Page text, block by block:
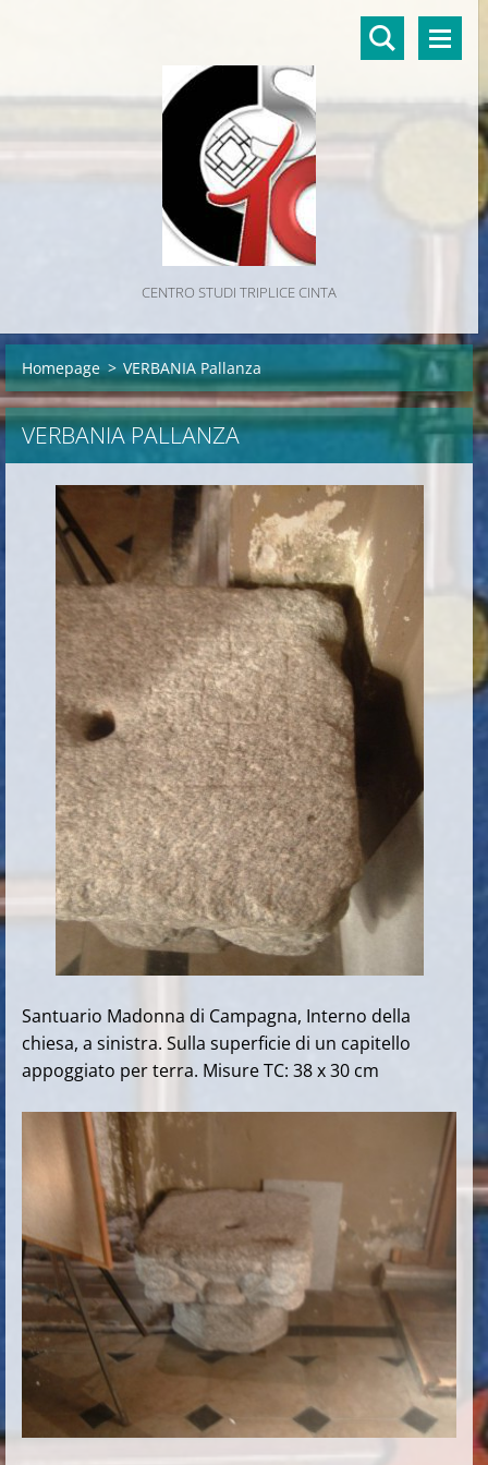
CENTRO STUDI TRIPLICE CINTA
Homepage > VERBANIA Pallanza
VERBANIA PALLANZA
Santuario Madonna di Campagna, Interno della
chiesa, a sinistra. Sulla superficie di un capitello
appoggiato per terra. Misure TC: 38 x 30 cm